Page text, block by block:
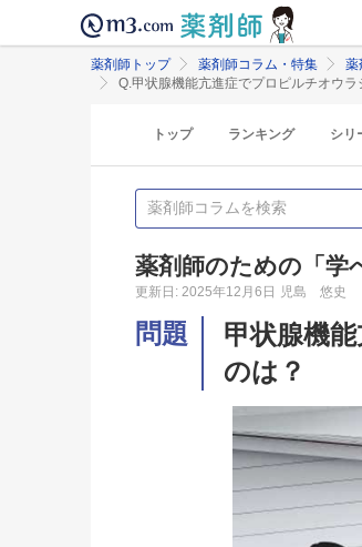
薬剤師トップ 薬剤師コラム・特集
薬
Q.甲状腺機能亢進症でプロピルチオウラ
トップ ランキング シリ
薬剤師のための「学
更新日: 2025年12月6日 児島 悠史
問題
甲状腺機
のは？